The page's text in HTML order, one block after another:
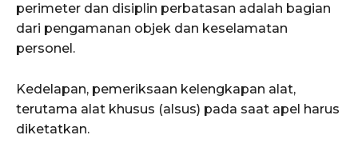
perimeter dan disiplin perbatasan adalah bagian
dari pengamanan objek dan keselamatan
personel.
Kedelapan, pemeriksaan kelengkapan alat,
terutama alat khusus (alsus) pada saat apel harus
diketatkan.